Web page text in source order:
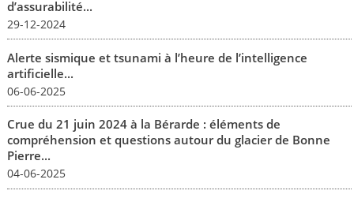
d’assurabilité...
29-12-2024
Alerte sismique et tsunami à l’heure de l’intelligence
artificielle...
06-06-2025
Crue du 21 juin 2024 à la Bérarde : éléments de
compréhension et questions autour du glacier de Bonne
Pierre...
04-06-2025